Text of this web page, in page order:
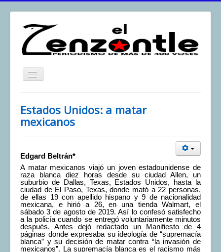
Toggle
El Zenzontle
Multimedia
Archivos
Contacto
Afirmación
COMUNERA 67 EN PDF numero de presentación de la
voz de la Casa de los pueblos
Estados Unidos: a matar
mexicanos
Edgard Beltrán*
A matar mexicanos viajó un joven estadounidense de
raza blanca diez horas desde su ciudad Allen, un
suburbio de Dallas, Texas, Estados Unidos, hasta la
ciudad de El Paso, Texas, donde mató a 22 personas,
de ellas 19 con apellido hispano y 9 de nacionalidad
mexicana, e hirió a 26, en una tienda Walmart, el
sábado 3 de agosto de 2019. Así lo confesó satisfecho
a la policía cuando se entregó voluntariamente minutos
después. Antes dejó redactado un Manifiesto de 4
páginas donde expresaba su ideología de “supremacía
blanca” y su decisión de matar contra “la invasión de
mexicanos”. La supremacía blanca es el racismo más